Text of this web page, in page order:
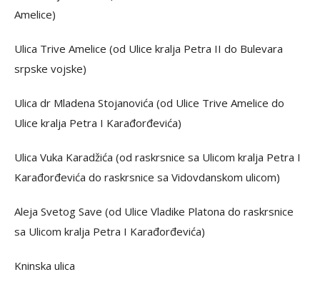
Amelice)
Ulica Trive Amelice (od Ulice kralja Petra II do Bulevara
srpske vojske)
Ulica dr Mladena Stojanovića (od Ulice Trive Amelice do
Ulice kralja Petra I Karađorđevića)
Ulica Vuka Karadžića (od raskrsnice sa Ulicom kralja Petra I
Karađorđevića do raskrsnice sa Vidovdanskom ulicom)
Aleja Svetog Save (od Ulice Vladike Platona do raskrsnice
sa Ulicom kralja Petra I Karađorđevića)
Kninska ulica